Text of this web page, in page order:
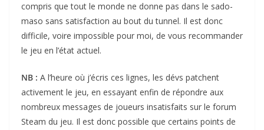
compris que tout le monde ne donne pas dans le sado-
maso sans satisfaction au bout du tunnel. Il est donc
difficile, voire impossible pour moi, de vous recommander
le jeu en l’état actuel.
NB : A l’heure où j’écris ces lignes, les dévs patchent
activement le jeu, en essayant enfin de répondre aux
nombreux messages de joueurs insatisfaits sur le forum
Steam du jeu. Il est donc possible que certains points de